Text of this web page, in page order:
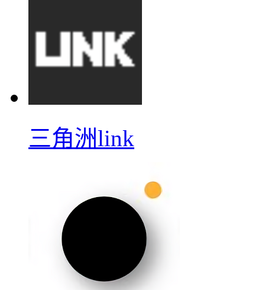
三角洲link